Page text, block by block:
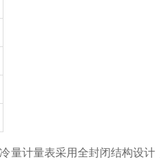
量计量表采用全封闭结构设